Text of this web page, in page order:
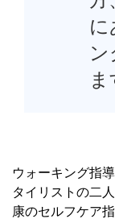
に
ま
ウォーキング指
タイリストの二
康のセルフケア